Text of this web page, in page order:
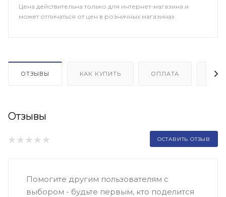
Цена действительна только для интернет-магазина и
может отличаться от цен в розничных магазинах
ОТЗЫВЫ КАК КУПИТЬ ОПЛАТА
Отзывы
ОСТАВИТЬ ОТЗЫВ
Помогите другим пользователям с
выбором - будьте первым, кто поделится